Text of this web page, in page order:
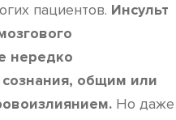
пациентов. Инсульт
нередко
общим или
Но даже